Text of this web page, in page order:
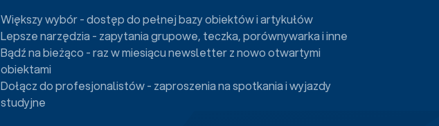
Większy wybór - dostęp do pełnej bazy obiektów i artykułów
Lepsze narzędzia - zapytania grupowe, teczka, porównywarka i inne
Bądź na bieżąco - raz w miesiącu newsletter z nowo otwartymi
obiektami
Dołącz do profesjonalistów - zaproszenia na spotkania i wyjazdy
studyjne